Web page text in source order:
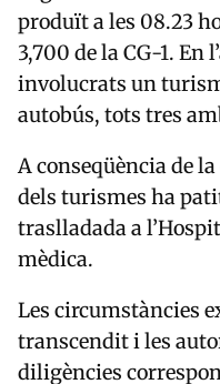
produït a les 08.23
3,700 de la CG-1. En
involucrats un
autobús, tots tres
A conseqüència de
dels turismes ha
traslladada a
mèdica.
Les circumstàncies
transcendit i les
diligències